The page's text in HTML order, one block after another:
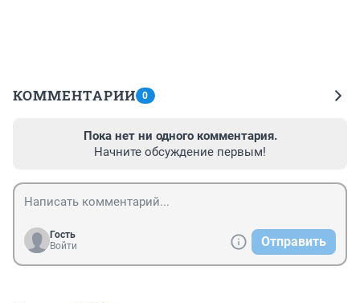
КОММЕНТАРИИ 0
Пока нет ни одного комментария.
Начните обсуждение первым!
Гость
Войти
Отправить